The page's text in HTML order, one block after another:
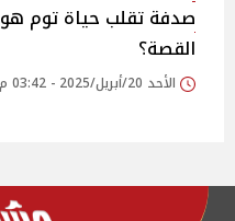
صدفة تقلب حياة توم
القصة؟
الأحد 20/أبريل/2025 - 03:42 م